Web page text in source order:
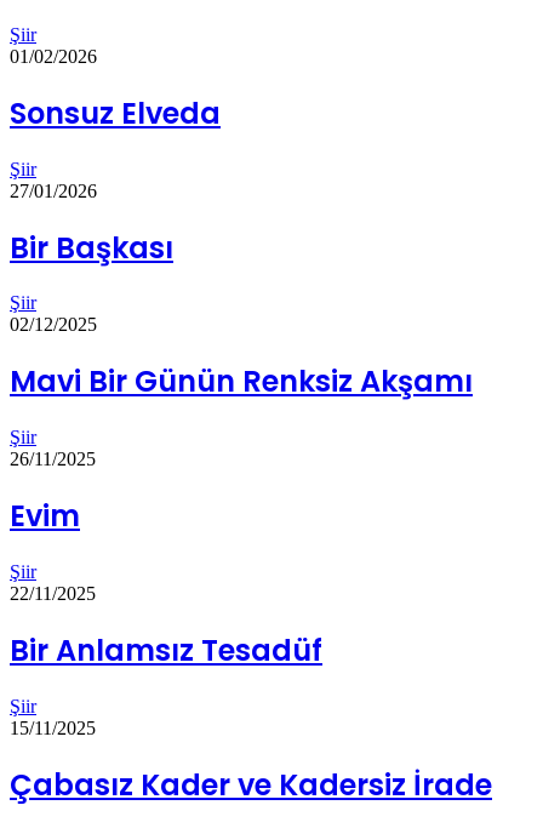
Şiir
01/02/2026
Sonsuz Elveda
Şiir
27/01/2026
Bir Başkası
Şiir
02/12/2025
Mavi Bir Günün Renksiz Akşamı
Şiir
26/11/2025
Evim
Şiir
22/11/2025
Bir Anlamsız Tesadüf
Şiir
15/11/2025
Çabasız Kader ve Kadersiz İrade